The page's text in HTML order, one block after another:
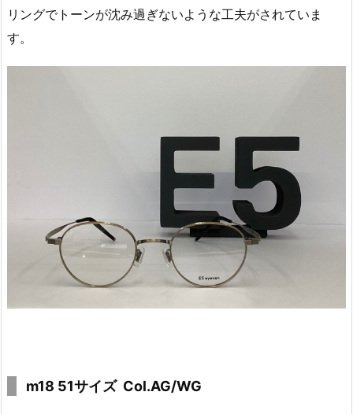
リングでトーンが沈み過ぎないような工夫がされていま
す。
m18 51サイズ Col.AG/WG